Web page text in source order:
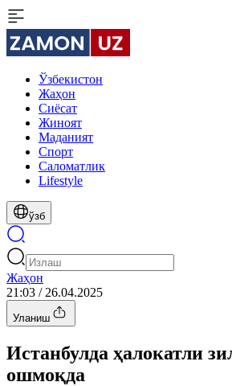
Ўзбекистон
Жаҳон
Сиёсат
Жиноят
Маданият
Спорт
Cаломатлик
Lifestyle
ўзб
Жаҳон
21:03 / 26.04.2025
Уланиш
Истанбулда ҳалокатли
ошмоқда